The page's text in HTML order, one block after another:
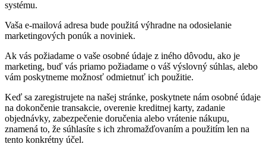
systému.
Vaša e-mailová adresa bude použitá výhradne na odosielanie
marketingových ponúk a noviniek.
Ak vás požiadame o vaše osobné údaje z iného dôvodu, ako je
marketing, buď vás priamo požiadame o váš výslovný súhlas, alebo
vám poskytneme možnosť odmietnuť ich použitie.
Keď sa zaregistrujete na našej stránke, poskytnete nám osobné údaje
na dokončenie transakcie, overenie kreditnej karty, zadanie
objednávky, zabezpečenie doručenia alebo vrátenie nákupu,
znamená to, že súhlasíte s ich zhromažďovaním a použitím len na
tento konkrétny účel.